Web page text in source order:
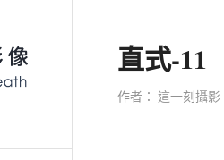
直式-11
作者： 這一刻攝影